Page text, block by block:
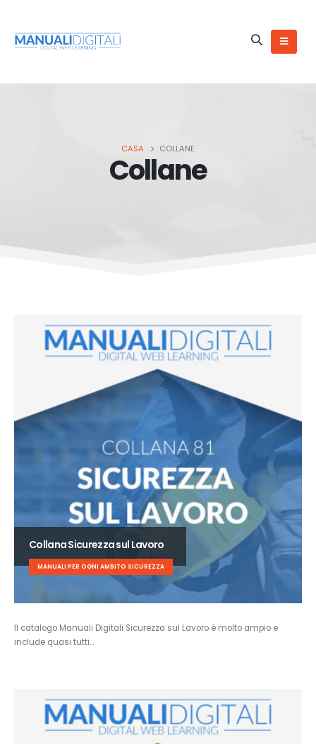
CASA COLLANE
Collane
Collana Sicurezza sul Lavoro
MANUALI PER OGNI AMBITO SICUREZZA
Il catalogo Manuali Digitali Sicurezza sul Lavoro è molto ampio e
include quasi tutti…